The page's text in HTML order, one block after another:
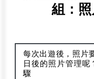
組：
每次出遊後，照片
日後的照片管理
驟